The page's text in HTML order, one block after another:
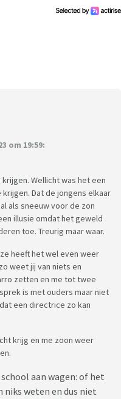
is zo hard geslagen
Wij willen dus nu
de donderdagen en
trekken wij aan de
Zij vindt dat mijn
juf 1 en ook zijn oude
jongen die moeilijk uit
daarnaast komen
om 19:59:
Wellicht was het een
Dat de jongens elkaar
als sneeuw voor de zon
illusie omdat het geweld
toe. Treurig maar waar.
heeft het wel even weer
weet jij van niets en
zetten en me tot twee
is met ouders maar niet
een directrice zo kan
krijg en me zoon weer
aan wagen: of het
weten en dus niet